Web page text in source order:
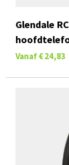
Glendale
Vanaf € 24,83